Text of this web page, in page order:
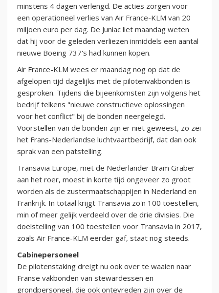
minstens 4 dagen verlengd. De acties zorgen voor
een operationeel verlies van Air France-KLM van 20
miljoen euro per dag. De Juniac liet maandag weten
dat hij voor de geleden verliezen inmiddels een aantal
nieuwe Boeing 737's had kunnen kopen.
Air France-KLM wees er maandag nog op dat de
afgelopen tijd dagelijks met de pilotenvakbonden is
gesproken. Tijdens die bijeenkomsten zijn volgens het
bedrijf telkens "nieuwe constructieve oplossingen
voor het conflict" bij de bonden neergelegd.
Voorstellen van de bonden zijn er niet geweest, zo zei
het Frans-Nederlandse luchtvaartbedrijf, dat dan ook
sprak van een patstelling.
Transavia Europe, met de Nederlander Bram Gräber
aan het roer, moest in korte tijd ongeveer zo groot
worden als de zustermaatschappijen in Nederland en
Frankrijk. In totaal krijgt Transavia zo'n 100 toestellen,
min of meer gelijk verdeeld over de drie divisies. Die
doelstelling van 100 toestellen voor Transavia in 2017,
zoals Air France-KLM eerder gaf, staat nog steeds.
Cabinepersoneel
De pilotenstaking dreigt nu ook over te waaien naar
Franse vakbonden van stewardessen en
grondpersoneel, die ook ontevreden zijn over de